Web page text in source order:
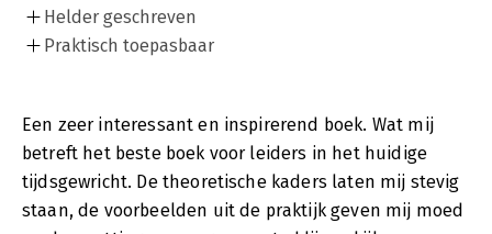
Helder geschreven
Praktisch toepasbaar
Een zeer interessant en inspirerend boek. Wat mij
betreft het beste boek voor leiders in het huidige
tijdsgewricht. De theoretische kaders laten mij stevig
staan, de voorbeelden uit de praktijk geven mij moed